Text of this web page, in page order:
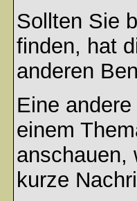
Sollten Sie
finden, hat
anderen
Eine
einem
anschauen,
kurze